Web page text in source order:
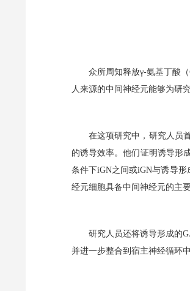
众所周知释放γ-氨基丁酸
人来源的中间神经元能够为研
在这项研究中，研究人员
的诱导效率。他们证明诱导形
条件下iGN之间或iGN与诱导
经元细胞具备中间神经元的主
研究人员还将诱导形成的
并进一步整合到宿主神经循环中